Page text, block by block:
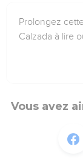
Prolongez
Calzada à lire
Vous avez